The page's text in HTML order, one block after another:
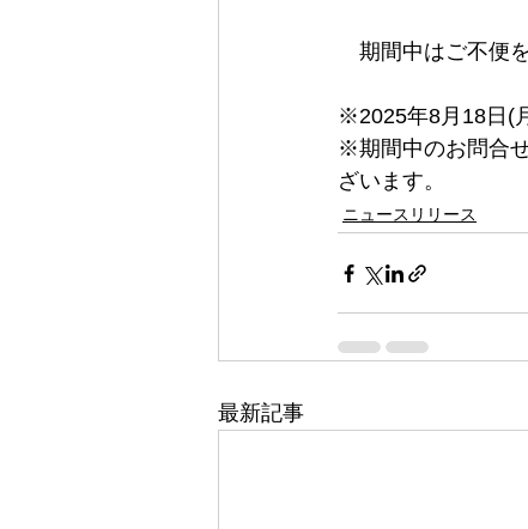
期間中はご不便
※2025年8月18日(
※期間中のお問合
ざいます。
ニュースリリース
最新記事